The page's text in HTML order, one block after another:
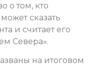
о том, кто
сказать
и считает его
Севера».
на итоговом